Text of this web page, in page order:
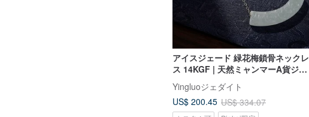
アイスジェード 緑花梅鎖骨ネックレ
ス 14KGF | 天然ミャンマーA貨ジェ
ード | ギフト
Yingluoジェダイト
US$ 200.45 US$ 334.07